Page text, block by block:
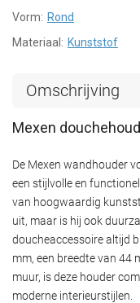
Vorm: Rond
Materiaal: Kunststof
Omschrijving
Mexen
De Mexen wandhouder
een stijlvolle en
van hoogwaardig
uit, maar is hij ook
doucheaccessoire altijd
mm, een breedte van 44
muur, is deze houder
moderne interieurstijlen.